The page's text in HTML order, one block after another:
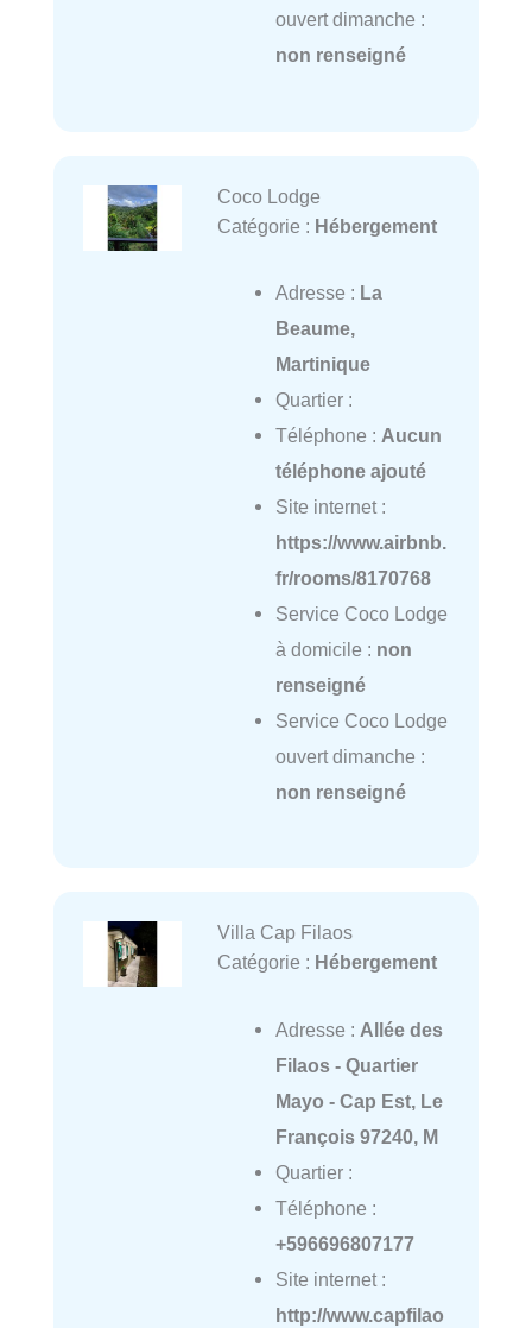
ouvert dimanche :
non renseigné
Coco Lodge
Catégorie : Hébergement
Adresse : La
Beaume,
Martinique
Quartier :
Téléphone : Aucun
téléphone ajouté
Site internet :
https://www.airbnb.
fr/rooms/8170768
Service Coco Lodge
à domicile : non
renseigné
Service Coco Lodge
ouvert dimanche :
non renseigné
Villa Cap Filaos
Catégorie : Hébergement
Adresse : Allée des
Filaos - Quartier
Mayo - Cap Est, Le
François 97240, M
Quartier :
Téléphone :
+596696807177
Site internet :
http://www.capfilao